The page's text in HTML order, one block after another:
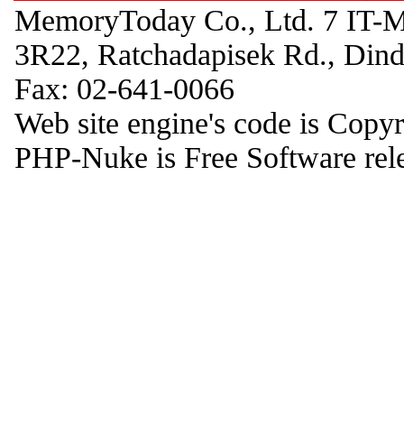
MemoryToday Co., Ltd. 7 IT-
3R22, Ratchadapisek Rd.,
Fax: 02-641-0066
Web site engine's code is
PHP-Nuke is Free Software